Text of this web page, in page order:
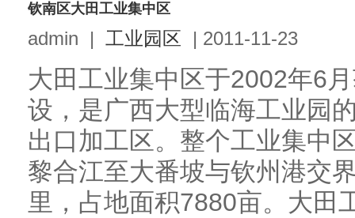
钦南区大田工业集中区
admin | 工业园区 | 2011-11-23
大田工业集中区于2002年6
设，是广西大型临海工业园
出口加工区。整个工业集中
黎合江至大番坡与钦州港交
里，占地面积7880亩。大田